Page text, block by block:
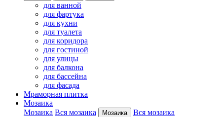
для ванной
для фартука
для кухни
для туалета
для коридора
для гостиной
для улицы
для балкона
для бассейна
для фасада
Мраморная плитка
Мозаика
Мозаика Вся мозаика Мозаика Вся мозаика